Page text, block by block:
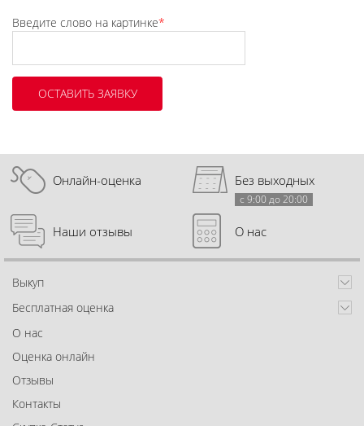
Введите слово на картинке*
Онлайн-оценка Без выходных
с 9:00 до 20:00
Наши отзывы О нас
Выкуп
Бесплатная оценка
О нас
Оценка онлайн
Отзывы
Контакты